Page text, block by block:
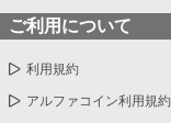
ご利用について
利用規約
アルファコイン利用規約